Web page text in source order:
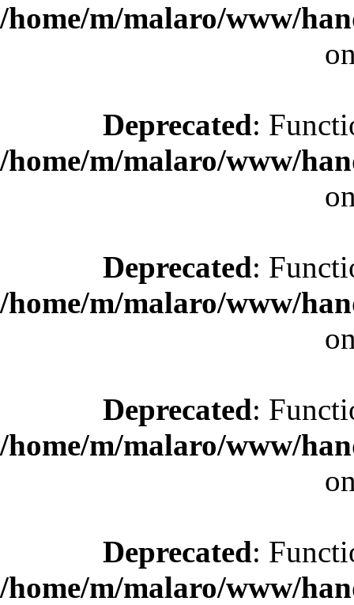
/home/m/malaro/www/
Deprecated:
/home/m/malaro/www/
Deprecated:
/home/m/malaro/www/
Deprecated:
/home/m/malaro/www/
Deprecated:
/home/m/malaro/www/